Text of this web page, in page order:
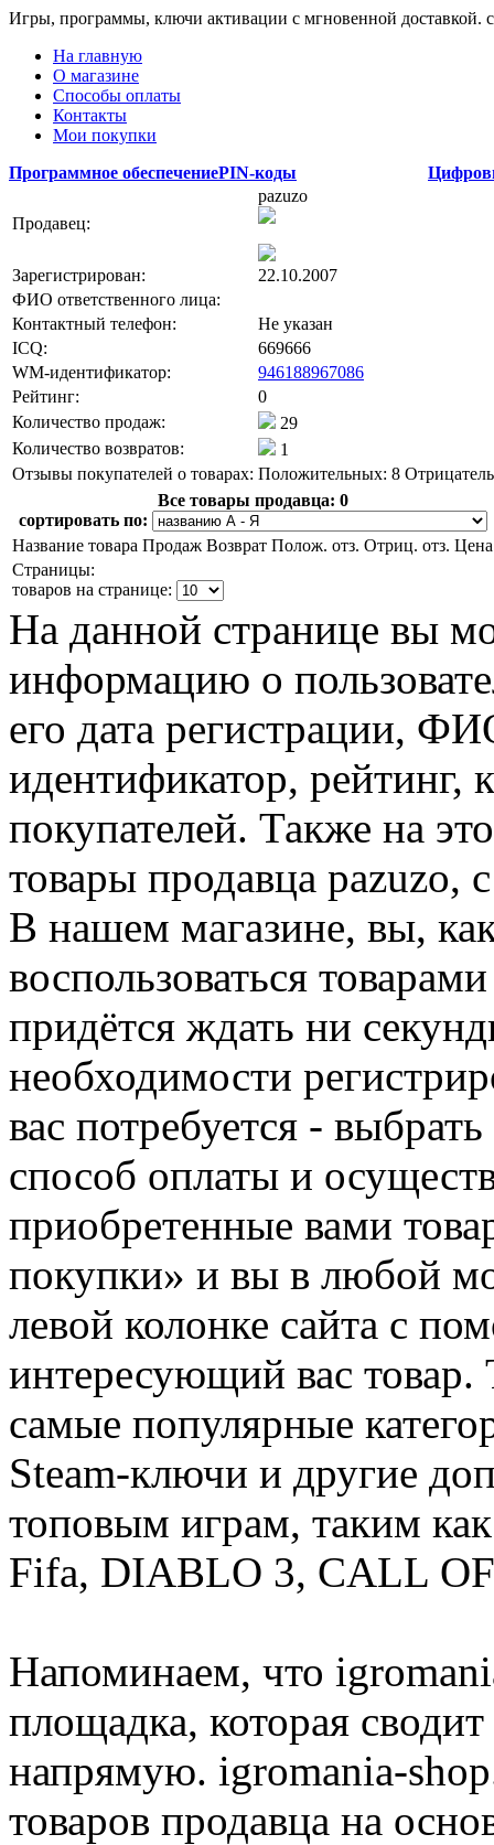
Игры, программы, ключи активации с мгновенной доставкой.
На главную
О магазине
Способы оплаты
Контакты
Мои покупки
Программное обеспечениеPIN-коды
Продавец:
pazuzo
Зарегистрирован:
22.10.2007
ФИО ответственного лица:
Контактный телефон:
Не указан
ICQ:
669666
WM-идентификатор:
946188967086
Рейтинг:
0
Количество продаж:
29
Количество возвратов:
1
Отзывы покупателей о товарах: Положительных: 8
Все товары продавца: 0
сортировать по:
Название товара Продаж Возврат Полож. отз. Отриц. отз. Цена
Страницы:
товаров на странице:
На данной странице вы
информацию о
его дата регистрации,
идентификатор, рейтинг,
покупателей. Также на
товары продавца pazuzo,
В нашем магазине, вы,
воспользоваться
придётся ждать ни
необходимости
вас потребуется -
способ оплаты и
приобретенные вами
покупки» и вы в любой
левой колонке сайта с
интересующий вас
самые популярные
Steam-ключи и другие
топовым играм, таким
Fifa, DIABLO 3, CALL
Напоминаем, что
площадка, которая
напрямую. igromania-
товаров продавца на